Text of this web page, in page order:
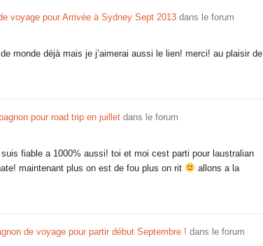
voyage pour Arrivée à Sydney Sept 2013 dans le forum
monde déjà mais je j’aimerai aussi le lien! merci! au plaisir de
pour road trip en juillet dans le forum
fiable a 1000% aussi! toi et moi cest parti pour laustralian
maintenant plus on est de fou plus on rit
allons a la
de voyage pour partir début Septembre ! dans le forum